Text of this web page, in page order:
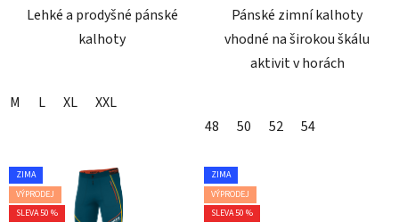
Lehké a prodyšné pánské
kalhoty
M L XL XXL
Pánské zimní kalhoty
vhodné na širokou škálu
aktivit v horách
48 50 52 54
ZIMA
VÝPRODEJ
SLEVA 50 %
ZIMA
VÝPRODEJ
SLEVA 50 %